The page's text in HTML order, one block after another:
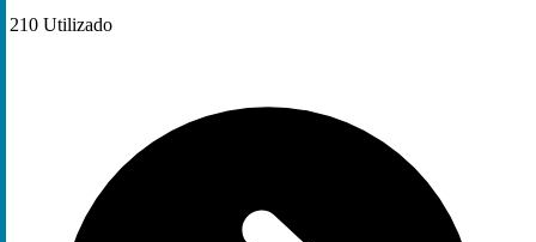
210 Utilizado